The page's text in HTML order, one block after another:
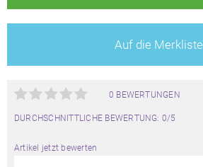
Auf die Merkliste
0 BEWERTUNGEN
DURCHSCHNITTLICHE BEWERTUNG: 0/5
Artikel jetzt bewerten